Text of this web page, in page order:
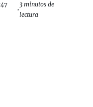
•
3 minutos de
lectura